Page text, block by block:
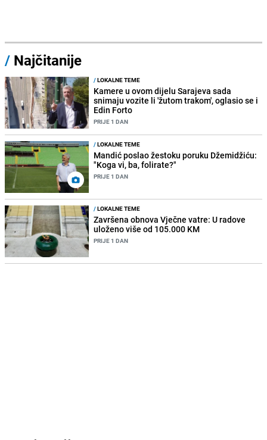
/ Najčitanije
/LOKALNE TEME
Kamere u ovom dijelu Sarajeva sada
snimaju vozite li 'žutom trakom', oglasio se i
Edin Forto
PRIJE 1 DAN
/LOKALNE TEME
Mandić poslao žestoku poruku Džemidžiću:
"Koga vi, ba, folirate?"
PRIJE 1 DAN
/LOKALNE TEME
Završena obnova Vječne vatre: U radove
uloženo više od 105.000 KM
PRIJE 1 DAN